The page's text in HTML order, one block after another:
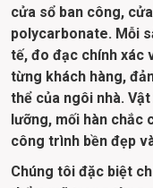
cửa sổ ban công,
polycarbonate. Mỗi
tế, đo đạc chính xác
từng khách hàng,
thể của ngôi nhà.
lưỡng, mối hàn chắc
công trình bền đẹp
Chúng tôi đặc biệt